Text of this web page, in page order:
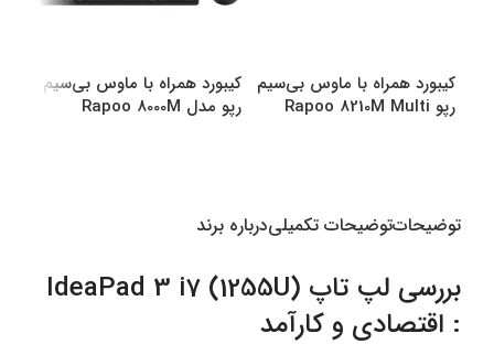
کیبورد همراه با ماوس بی‌سیم
رپو Rapoo 8210M Multi
کیبورد همراه با ماوس بی‌سیم
رپو مدل Rapoo 8000M
توضیحاتتوضیحات تکمیلیدرباره برند
بررسی لپ تاپ (1255U) IdeaPad 3 i7
: اقتصادی و کارآمد